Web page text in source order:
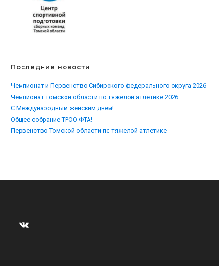
Последние новости
Чемпионат и Первенство Сибирского федерального округа 2026
Чемпионат томской области по тяжелой атлетике 2026
С Международным женским днем!
Общее собрание ТРОО ФТА!
Первенство Томской области по тяжелой атлетике
ВКонтакте